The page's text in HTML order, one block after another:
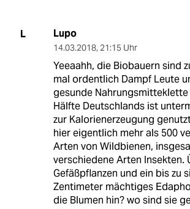
L Lupo
14.03.2018, 21:15 Uhr
Yeeaahh, die Biobauern sind
mal ordentlich Dampf Leute
gesunde
Hälfte Deutschlands ist
zur Kalorienerzeugung
hier eigentlich mehr als 500
Arten von Wildbienen,
verschiedene Arten Insekten.
Gefäßpflanzen und ein bis zu
Zentimeter mächtiges
die Blumen hin? wo sind sie